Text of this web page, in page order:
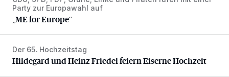
Party zur Europawahl auf
„ME for Europe“
Hildegard und Heinz Friedel feiern Eiserne Hochzeit
Der 65. Hochzeitstag
Hildegard und Heinz Friedel feiern Eiserne Hochzeit